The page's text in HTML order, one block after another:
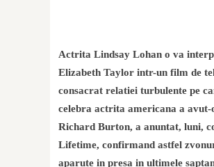
Actrita Lindsay Lohan o va
Elizabeth Taylor intr-un film de
consacrat relatiei turbulente pe
celebra actrita americana a avut-
Richard Burton, a anuntat, luni,
Lifetime, confirmand astfel
aparute in presa in ultimele